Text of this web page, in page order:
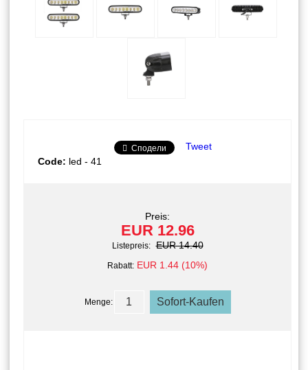
Сподели
Tweet
Code: led - 41
Preis:
EUR 12.96
Listepreis: EUR 14.40
Rabatt: EUR 1.44 (10%)
Menge: